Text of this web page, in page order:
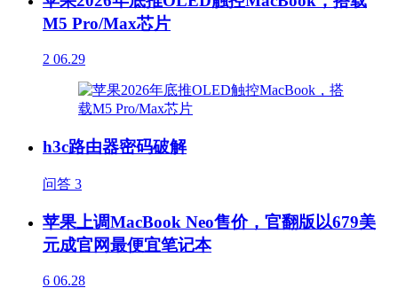
M5 Pro/Max芯片
2 06.29
h3c路由器密码破解
问答 3
苹果上调MacBook Neo售价，官翻版以679美
元成官网最便宜笔记本
6 06.28